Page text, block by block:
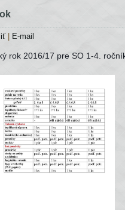
E-mail
rok 2016/17 pre SO 1-4.